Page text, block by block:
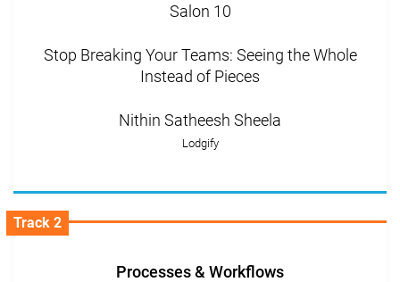
Salon 10
Stop Breaking Your Teams: Seeing the Whole
Instead of Pieces
Nithin Satheesh Sheela
Lodgify
Processes & Workflows
Track 2